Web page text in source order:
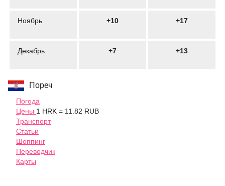
Ноябрь +10 +17
Декабрь +7 +13
Пореч
Погода
Цены 1 HRK = 11.82 RUB
Транспорт
Статьи
Шоппинг
Переводчик
Карты